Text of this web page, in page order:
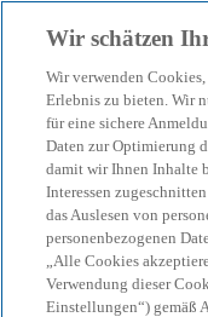
menu search
Wir schätzen
Wir verwenden
Erlebnis zu bieten. Wir
für eine sichere
Daten zur Optimierung
damit wir Ihnen Inhalte
Interessen
das Auslesen von
personenbezogenen
„Alle Cookies
Verwendung dieser
Einstellungen“) gemäß